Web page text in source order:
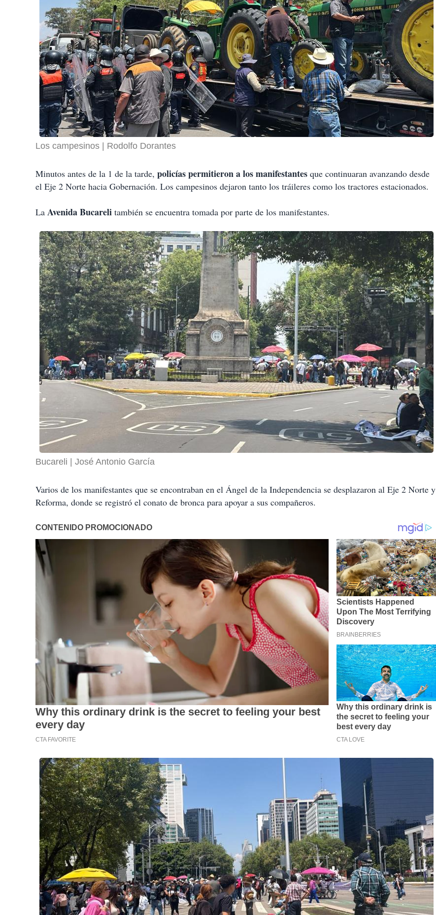
Los campesinos Rodolfo Dorantes
Minutos antes de la 1 de la tarde, policías permitieron a los manifestantes que continuaran avanzando desde
el Eje 2 Norte hacia Gobernación. Los campesinos dejaron tanto los tráileres como los tractores estacionados.
La Avenida Bucareli también se encuentra tomada por parte de los manifestantes.
Bucareli José Antonio García
Varios de los manifestantes que se encontraban en el Ángel de la Independencia se desplazaron al Eje 2 Norte y
Reforma, donde se registró el conato de bronca para apoyar a sus compañeros.